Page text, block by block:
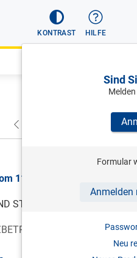
KONTRAST HILFE
Sind
Formular
Neu
NÄCHSTER
11.12.2015, LStR 2002,
STEUERABSETZBETRÄGE (
( § 33 ABS. 3 ESTG